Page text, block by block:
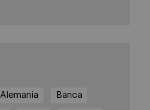
Alemania Banca